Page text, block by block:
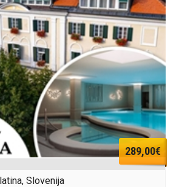
289,00€
Slovenija